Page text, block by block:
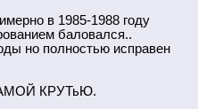
в 1985-1988 году
баловался..
но полностью исправен
КРУТьЮ.